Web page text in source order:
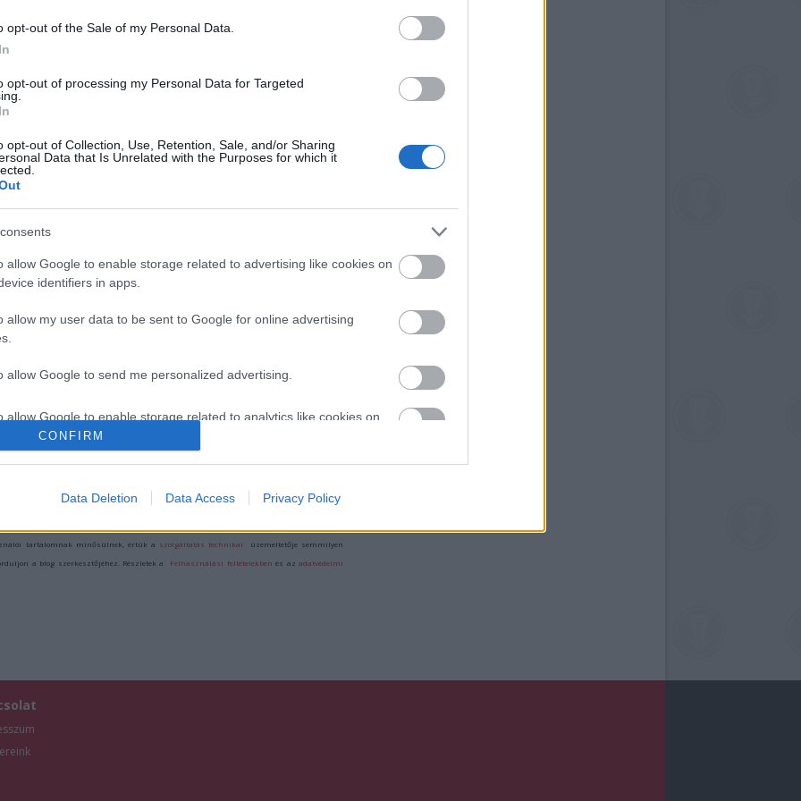
opt-out of the Sale of my Personal Data.
opt-out of processing my Personal Data for Targeted
opt-out of Collection, Use, Retention, Sale, and/or Sharing
Data that Is Unrelated with the Purposes for which it
allow Google to enable storage related to advertising like cookies on
identifiers in apps.
allow my user data to be sent to Google for online advertising
allow Google to send me personalized advertising.
allow Google to enable storage related to analytics like cookies on
identifiers in apps.
allow Google to enable storage related to personalization.
allow Google to enable storage related to security, including
CONFIRM
Data Deletion Data Access Privacy Policy
árulta el, hogy a keddi győztes az ország mely
szerint bárki is legyen a szerencsés nyertes,
ember. A győztesnek hatvan napja van rá, hogy
lottó történetének második legnagyobb
Nagy-Britanniában élő házaspár: a
milliárd forint) ütötte a markát.
tartalomnak minősülnek, értük a szolgáltatás technikai üzemeltetője semmilyen
a blog szerkesztőjéhez. Részletek a Felhasználási feltételekben és azadatvédelmi